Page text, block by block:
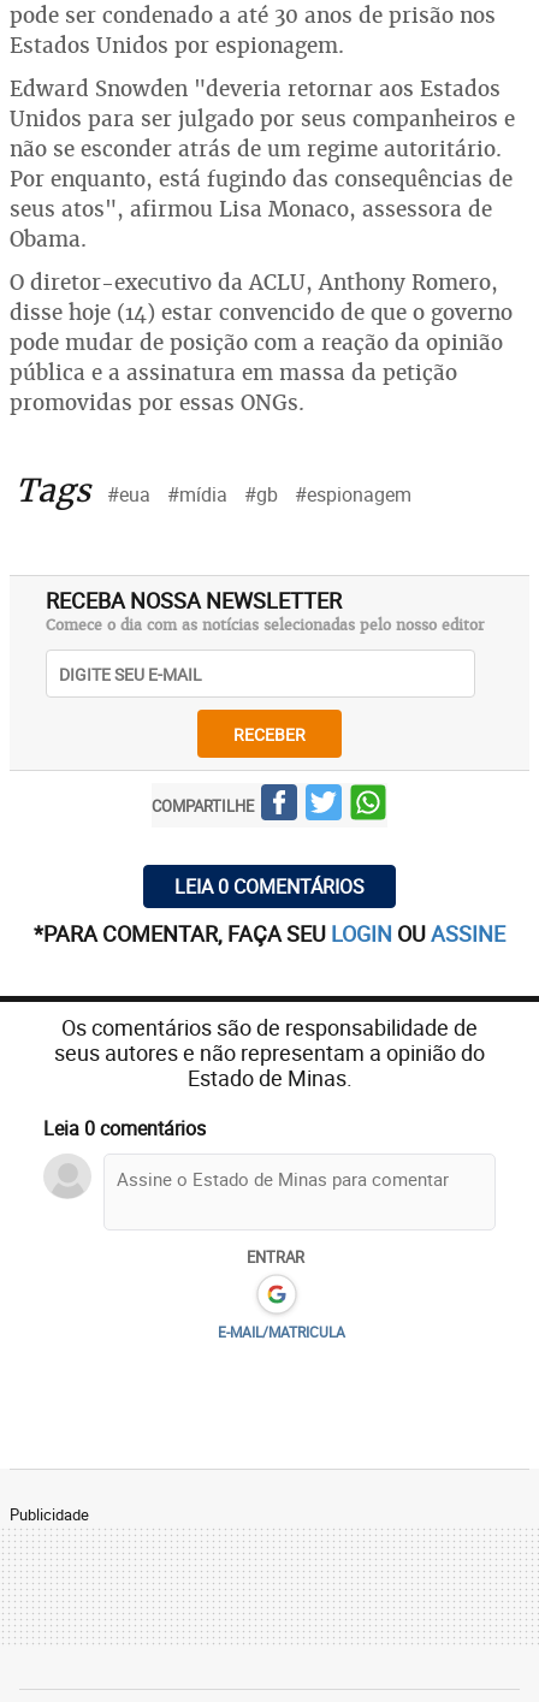
pode ser condenado a até 30 anos de prisão nos
Estados Unidos por espionagem.
Edward Snowden "deveria retornar aos Estados
Unidos para ser julgado por seus companheiros e
não se esconder atrás de um regime autoritário.
Por enquanto, está fugindo das consequências de
seus atos", afirmou Lisa Monaco, assessora de
Obama.
O diretor-executivo da ACLU, Anthony Romero,
disse hoje (14) estar convencido de que o governo
pode mudar de posição com a reação da opinião
pública e a assinatura em massa da petição
promovidas por essas ONGs.
Tags #eua #mídia #gb #espionagem
RECEBA NOSSA NEWSLETTER
Comece o dia com as notícias selecionadas pelo nosso editor
RECEBER
COMPARTILHE
LEIA 0 COMENTÁRIOS
*PARA COMENTAR, FAÇA SEU LOGIN OUASSINE
Os comentários são de responsabilidade de
seus autores e não representam a opinião do
Estado de Minas.
Leia 0 comentários
ENTRAR
E-MAIL/MATRICULA
Publicidade